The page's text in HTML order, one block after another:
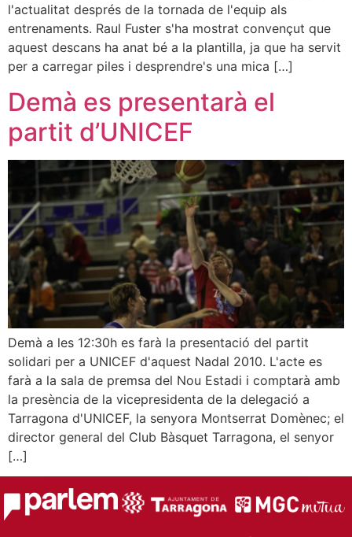
l'actualitat després de la tornada de l'equip als
entrenaments. Raul Fuster s'ha mostrat convençut que
aquest descans ha anat bé a la plantilla, ja que ha servit
per a carregar piles i desprendre's una mica […]
Demà es presentarà el
partit d’UNICEF
Demà a les 12:30h es farà la presentació del partit
solidari per a UNICEF d'aquest Nadal 2010. L'acte es
farà a la sala de premsa del Nou Estadi i comptarà amb
la presència de la vicepresidenta de la delegació a
Tarragona d'UNICEF, la senyora Montserrat Domènec; el
director general del Club Bàsquet Tarragona, el senyor
[…]